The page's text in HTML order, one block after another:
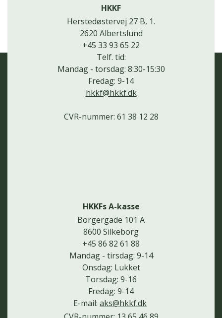
HKKF
Herstedøstervej 27 B, 1.
2620 Albertslund
+45 33 93 65 22
Telf. tid:
Mandag - torsdag: 8:30-15:30
Fredag: 9-14
hkkf@hkkf.dk
CVR-nummer: 61 38 12 28
HKKFs A-kasse
Borgergade 101 A
8600 Silkeborg
+45 86 82 61 88
Mandag - tirsdag: 9-14
Onsdag: Lukket
Torsdag: 9-16
Fredag: 9-14
E-mail: aks@hkkf.dk